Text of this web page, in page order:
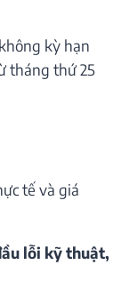
kỳ hạn
tháng thứ 25
tế và giá
lỗi kỹ thuật,